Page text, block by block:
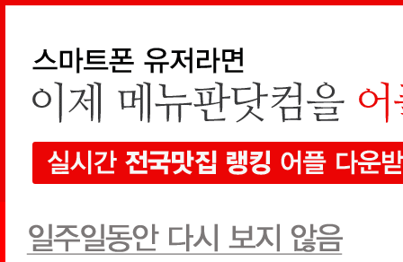
현재 지도에서 검색
음식점1개 검색
전체 상호순 추천글순 쿠폰순
(051) 612-8244
추천글0 쿠폰 0
지역검색 선택하세요